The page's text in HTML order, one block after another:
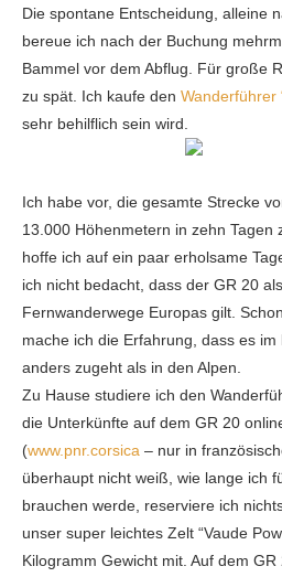
Die spontane Entscheidung, alleine
bereue ich nach der Buchung
Bammel vor dem Abflug. Für große
zu spät. Ich kaufe den Wanderführer
sehr behilflich sein wird.
Ich habe vor, die gesamte Strecke
13.000 Höhenmetern in zehn Tagen
hoffe ich auf ein paar erholsame
ich nicht bedacht, dass der GR 20
Fernwanderwege Europas gilt.
mache ich die Erfahrung, dass es
anders zugeht als in den Alpen.
Zu Hause studiere ich den
die Unterkünfte auf dem GR 20
(www.pnr.corsica – nur in
überhaupt nicht weiß, wie lange ich
brauchen werde, reserviere ich
unser super leichtes Zelt “Vaude
Kilogramm Gewicht mit. Auf dem